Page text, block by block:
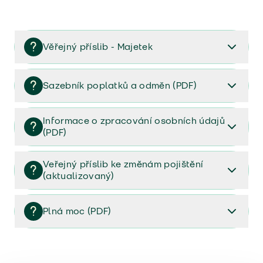
Věřejný příslib - Majetek
Věřejný příslib majetek 2023
Sazebník poplatků a odměn (PDF)
Sazebník poplatků a odměn (PDF)
Informace o zpracování osobních údajů
(PDF)
Informace o zpracování osobních údajů (PDF)
Veřejný příslib ke změnám pojištění
(aktualizovaný)
Veřejný příslib ke změnám pojištění (aktualizovaný)
Plná moc (PDF)